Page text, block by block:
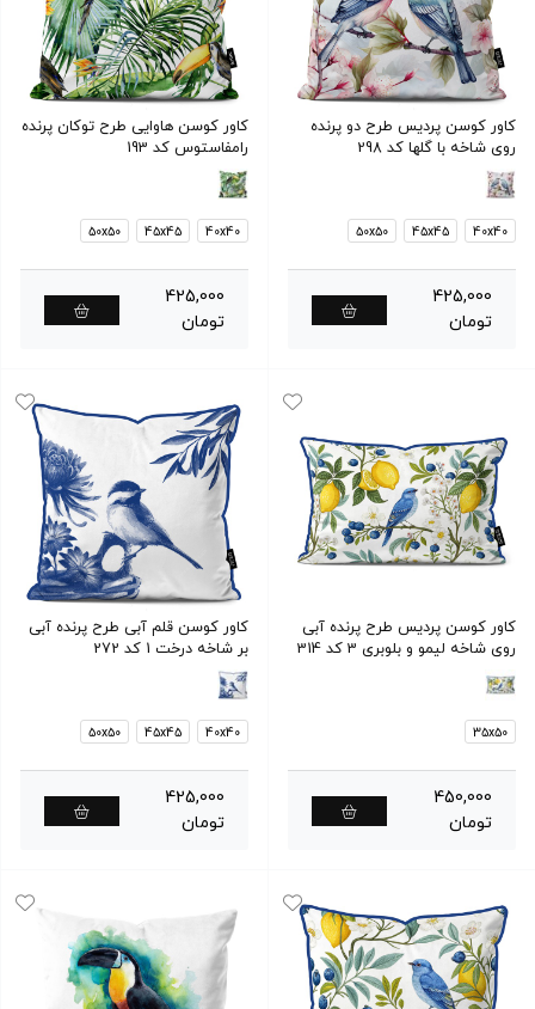
کاور کوسن پردیس طرح دو پرنده
روی شاخه با گلها کد 298
40x40
45x45
50x50
425,000
تومان
کاور کوسن هاوایی طرح توکان پرنده
رامفاستوس کد 193
40x40
45x45
50x50
425,000
تومان
کاور کوسن پردیس طرح پرنده آبی
روی شاخه لیمو و بلوبری 3 کد 314
35x50
450,000
تومان
کاور کوسن قلم آبی طرح پرنده آبی
بر شاخه درخت 1 کد 272
40x40
45x45
50x50
425,000
تومان